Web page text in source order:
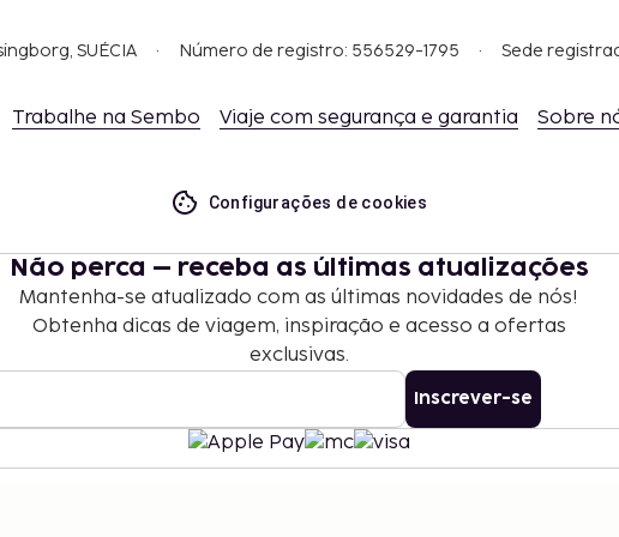
SUÉCIA Número de registro: 556529-1795 Sede
Trabalhe na Sembo Viaje com segurança e garantia Sobre
Configurações de cookies
Não perca – receba as últimas atualizações
Mantenha-se atualizado com as últimas novidades de nós!
Obtenha dicas de viagem, inspiração e acesso a ofertas
exclusivas.
Inscrever-se